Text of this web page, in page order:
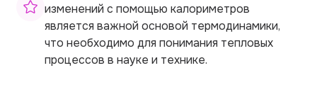
изменений с помощью калориметров
является важной основой термодинамики,
что необходимо для понимания тепловых
процессов в науке и технике.